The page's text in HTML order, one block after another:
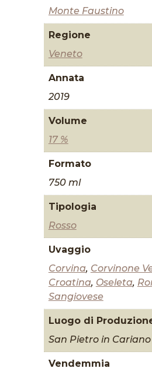
Monte Faustino
Regione
Veneto
Annata
2019
Volume
17 %
Formato
750 ml
Tipologia
Rosso
Uvaggio
Corvina, Corvinone
Croatina, Oseleta,
Sangiovese
Luogo di
San Pietro in Cariano
Vendemmia